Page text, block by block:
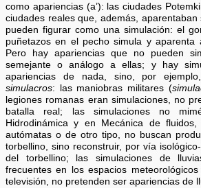
como apariencias (a’): las ciudades
ciudades reales que, además,
pueden figurar como una simulación: el
puñetazos en el pecho simula y aparenta
Pero hay apariencias que no pueden
semejante o análogo a ellas; y hay
apariencias de nada, sino, por
simulacros: las maniobras militares (
legiones romanas eran simulaciones, no
batalla real; las simulaciones no
Hidrodinámica y en Mecánica de
autómatas o de otro tipo, no buscan
torbellino, sino reconstruir, por vía
del torbellino; las simulaciones de
frecuentes en los espacios
televisión, no pretenden ser apariencias de